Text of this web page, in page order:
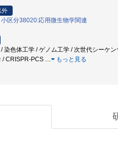
外
小区分38020:応用微生物学関連
染色体工学 / ゲノム工学 / 次世代シーケ
/ CRISPR-PCS … もっと見る